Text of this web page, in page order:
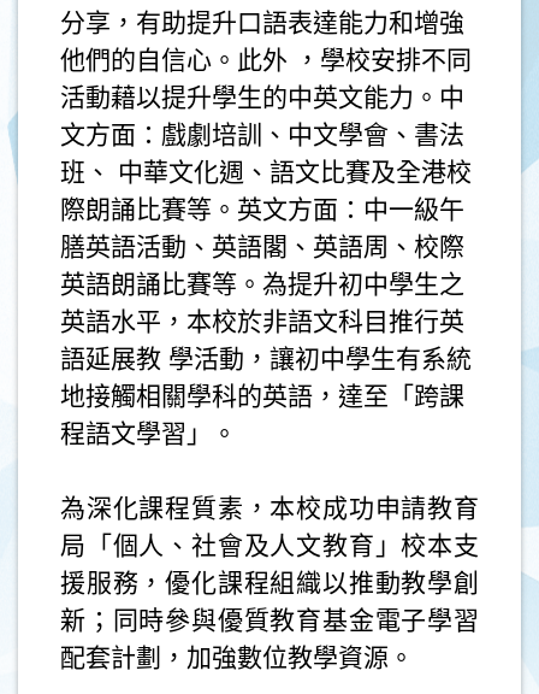
分享，有助提升口語表達能力和增強
他們的自信心。此外 ，學校安排不同
活動藉以提升學生的中英文能力。中
文方面：戲劇培訓、中文學會、書法
班、 中華文化週、語文比賽及全港校
際朗誦比賽等。英文方面：中一級午
膳英語活動、英語閣、英語周、校際
英語朗誦比賽等。為提升初中學生之
英語水平，本校於非語文科目推行英
語延展教 學活動，讓初中學生有系統
地接觸相關學科的英語，達至「跨課
程語文學習」。
為深化課程質素，本校成功申請教育
局「個人、社會及人文教育」校本支
援服務，優化課程組織以推動教學創
新；同時參與優質教育基金電子學習
配套計劃，加強數位教學資源。